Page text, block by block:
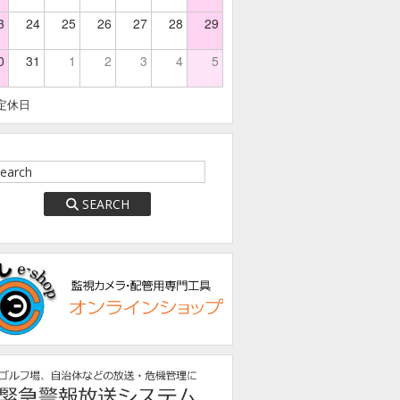
24 25 26 27 28 29
31 1 2 3 4 5
休日
SEARCH